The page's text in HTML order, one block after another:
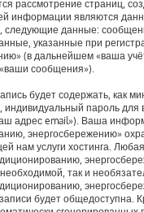
рассмотрение страниц,
информации являются
следующие данные:
указанные при
(в дальнейшем «ваша
сообщения»).
будет содержать, как
индивидуальный пароль
адрес email»). Ваша
энергосбережению»
нам услуги хостинга.
так и
будет общедоступна.